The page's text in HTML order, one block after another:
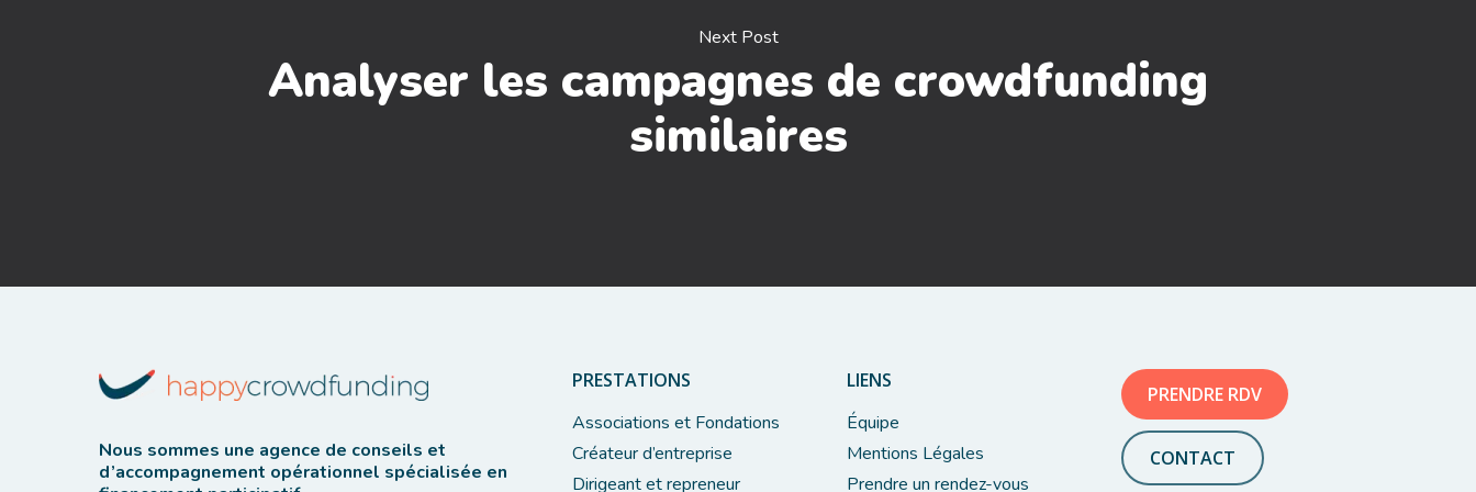
Next Post
Analyser les campagnes de crowdfunding
similaires
Nous sommes une agence de conseils et
d’accompagnement opérationnel spécialisée en
PRESTATIONS
Associations et Fondations
Créateur d’entreprise
Dirigeant et repreneur
LIENS
Équipe
Mentions Légales
Prendre un rendez-vous
PRENDRE RDV
CONTACT